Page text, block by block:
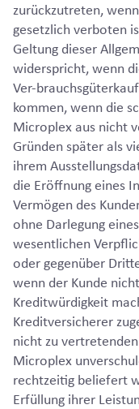
zurückzutreten,
gesetzlich verboten
Geltung dieser
widerspricht, wenn
Ver-
kommen, wenn die
Microplex aus nicht
Gründen später als
ihrem
die Eröffnung eines
Vermögen des
ohne Darlegung
wesentlichen
oder gegenüber
wenn der Kunde
Kreditwürdigkeit
Kreditversicherer
nicht zu
Microplex
rechtzeitig beliefert
Erfüllung ihrer